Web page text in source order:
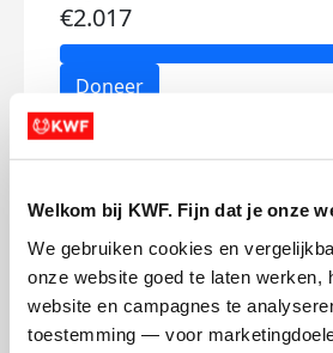
Welkom bij KWF. Fijn dat je onze
We gebruiken cookies en
onze website goed te laten werken,
website en campagnes te
toestemming — voor
€2.017
Doneer
Xanne Tess's